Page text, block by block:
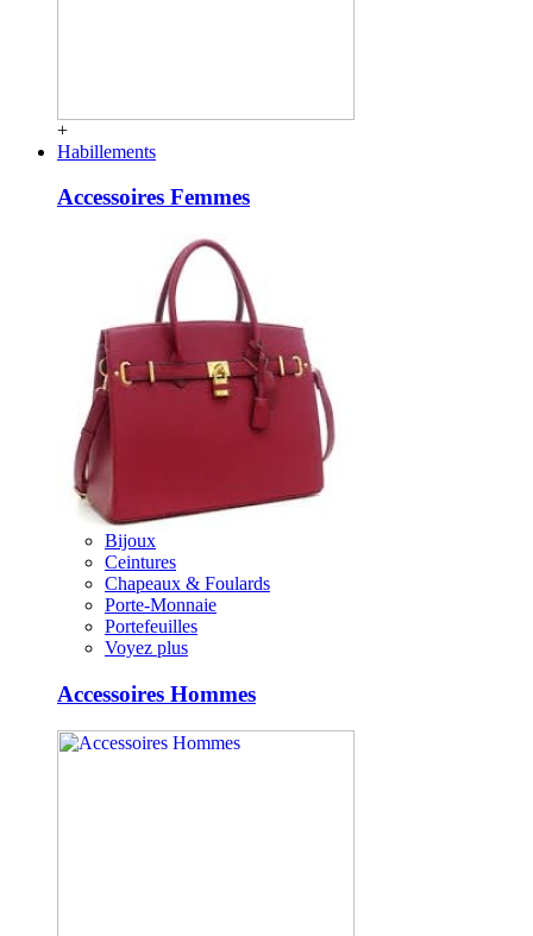
+
Habillements
Accessoires Femmes
Bijoux
Ceintures
Chapeaux & Foulards
Porte-Monnaie
Portefeuilles
Voyez plus
Accessoires Hommes